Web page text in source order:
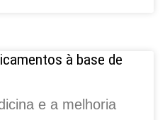
à base de
e a melhoria